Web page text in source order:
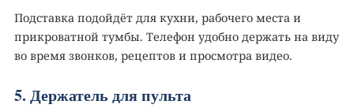
Подставка подойдёт для кухни, рабочего места и
прикроватной тумбы. Телефон удобно держать на виду
во время звонков, рецептов и просмотра видео.
5. Держатель для пульта️